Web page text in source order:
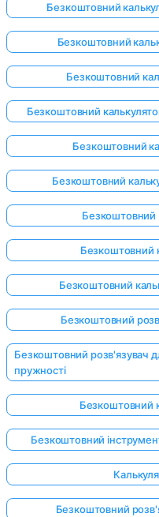
Безкоштовний
Безкоштовний
Безкоштовний
Безкоштовний
Безкоштовний
Безкоштовний
Безкоштовний
Безкоштовний
Безкоштовний
Безкоштовний розв'язувач
пружності
Безкоштовний
Безкоштовний
Безкоштовний